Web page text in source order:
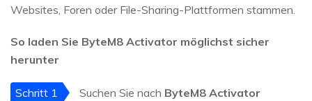
Websites, Foren oder File-Sharing-Plattformen stammen.
So laden Sie ByteM8 Activator möglichst sicher
herunter
Schritt 1 Suchen Sie nach ByteM8 Activator